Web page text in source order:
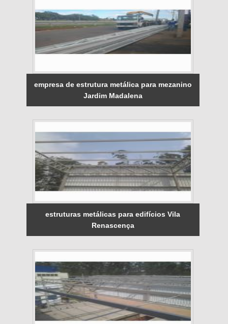
empresa de estrutura metálica para mezanino
Jardim Madalena
estruturas metálicas para edifícios Vila
Renascença